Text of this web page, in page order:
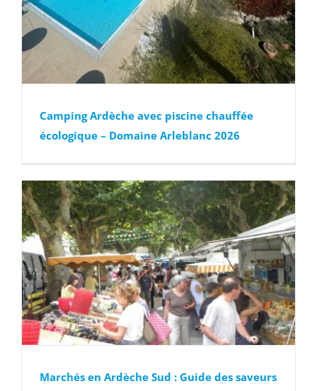
Camping Ardèche avec piscine chauffée
écologique – Domaine Arleblanc 2026
Marchés en Ardèche Sud : Guide des saveurs